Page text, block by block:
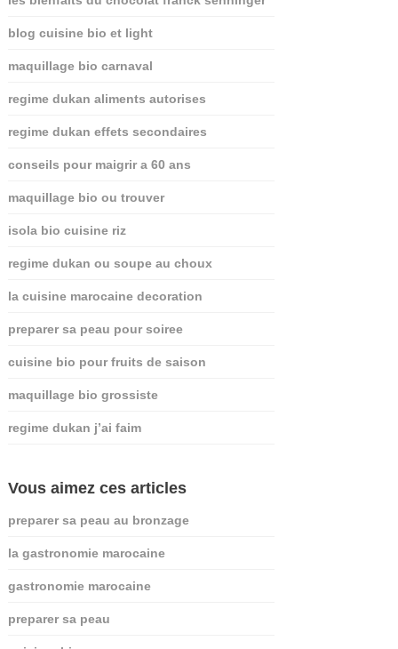
blog cuisine bio et light
maquillage bio carnaval
regime dukan aliments autorises
regime dukan effets secondaires
conseils pour maigrir a 60 ans
maquillage bio ou trouver
isola bio cuisine riz
regime dukan ou soupe au choux
la cuisine marocaine decoration
preparer sa peau pour soiree
cuisine bio pour fruits de saison
maquillage bio grossiste
regime dukan j’ai faim
Vous aimez ces articles
preparer sa peau au bronzage
la gastronomie marocaine
gastronomie marocaine
preparer sa peau